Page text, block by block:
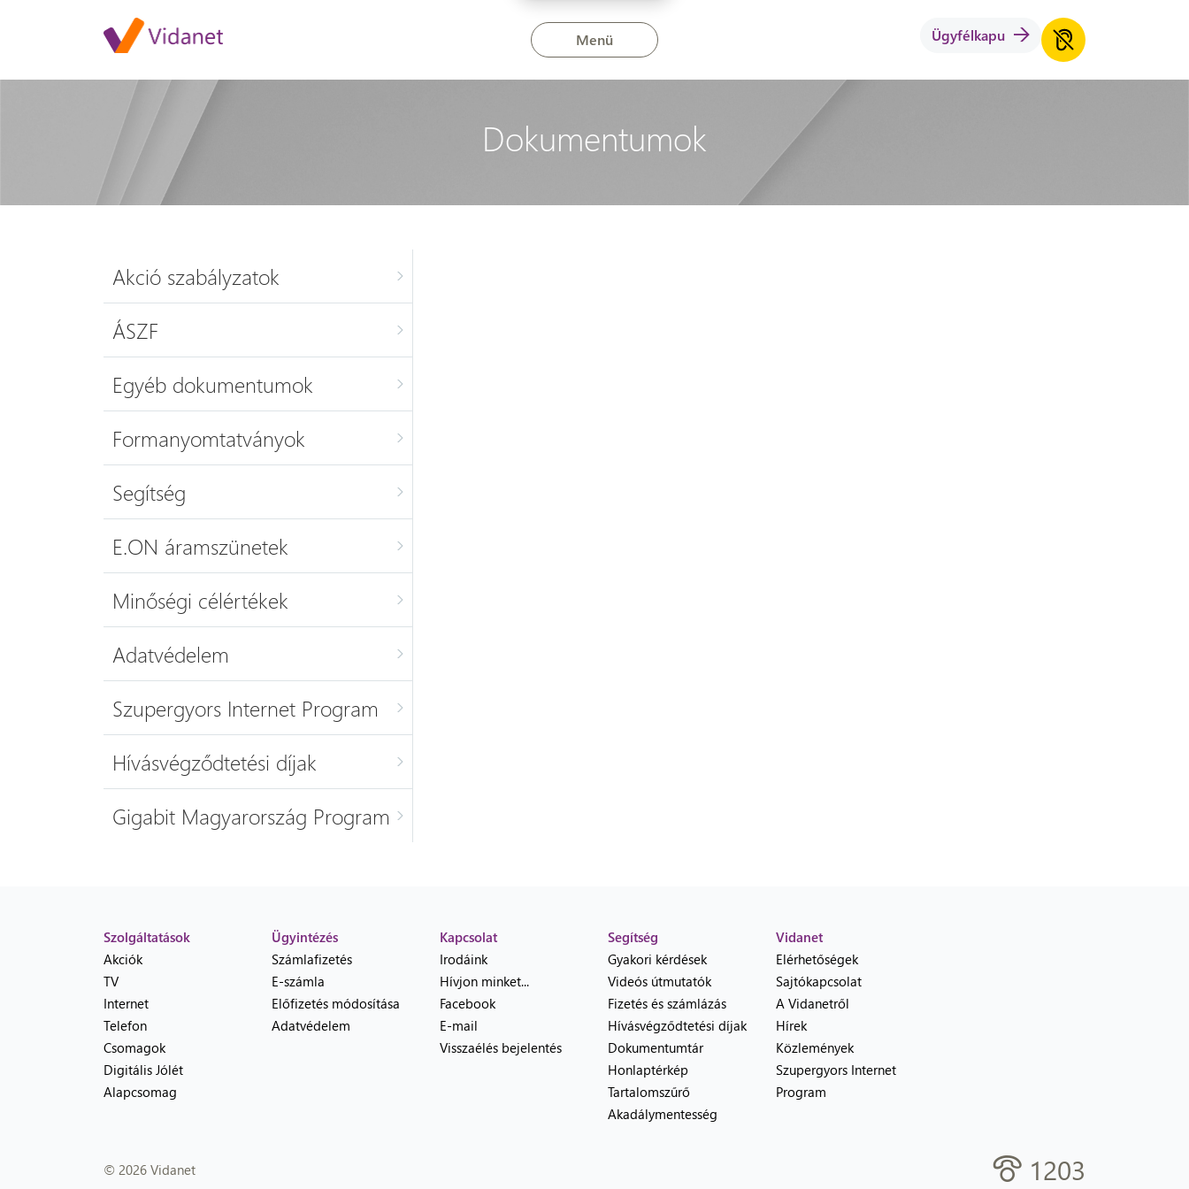
Menü Ügyfélkapu
Dokumentumok
Akció szabályzatok
ÁSZF
Egyéb dokumentumok
Formanyomtatványok
Segítség
E.ON áramszünetek
Minőségi célértékek
Adatvédelem
Szupergyors Internet Program
Hívásvégződtetési díjak
Gigabit Magyarország Program
Szolgáltatások
Akciók
TV
Internet
Telefon
Csomagok
Digitális Jólét
Alapcsomag
Ügyintézés
Számlafizetés
E-számla
Előfizetés módosítása
Adatvédelem
Kapcsolat
Irodáink
Hívjon minket...
Facebook
E-mail
Visszaélés bejelentés
Segítség
Gyakori kérdések
Videós útmutatók
Fizetés és számlázás
Hívásvégződtetési díjak
Dokumentumtár
Honlaptérkép
Tartalomszűrő
Akadálymentesség
Vidanet
Elérhetőségek
Sajtókapcsolat
A Vidanetről
Hírek
Közlemények
Szupergyors Internet
Program
© 2026 Vidanet 1203